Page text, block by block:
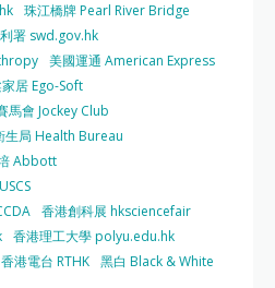
珠江橋牌 Pearl River Bridge
署 swd.gov.hk
美國運通 American Express
居 Ego-Soft
馬會 Jockey Club
生局 Health Bureau
Abbott
香港創科展 hksciencefair
香港理工大學 polyu.edu.hk
香港電台 RTHK 黑白 Black & White